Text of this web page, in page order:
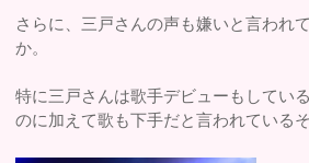
さらに、三戸さんの声も嫌いと言われ
か。
特に三戸さんは歌手デビューもしてい
のに加えて歌も下手だと言われているそ